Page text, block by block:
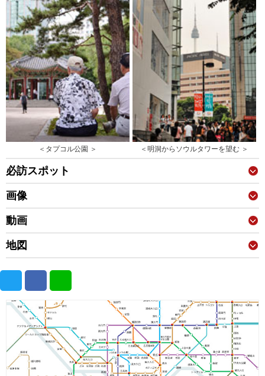
＜タプコル公園 ＞ ＜明洞からソウルタワーを望む ＞
必訪スポット
画像
動画
地図